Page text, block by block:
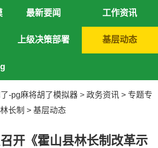
最新要闻 工作资讯
上级决策部署 基层动态
-pg麻将胡了模拟器 > 政务资讯 > 专题专
长制 > 基层动态
开《霍山县林长制改革示